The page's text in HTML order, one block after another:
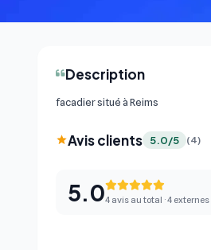
Description
facadier situé à Reims
Avis clients 5.0/5 (4)
5.04 avis au total · 4 externes